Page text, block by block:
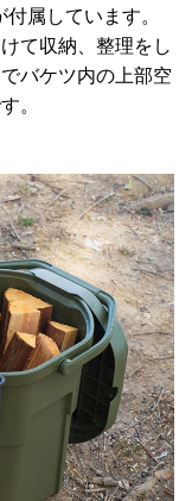
属しています。
て収納、整理をし
バケツ内の上部空
。